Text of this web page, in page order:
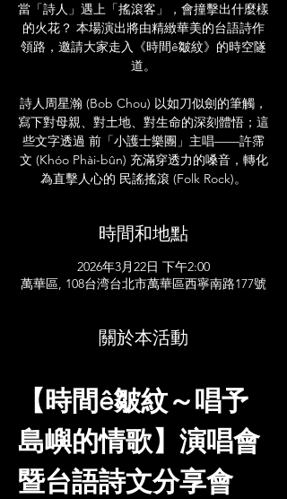
當「詩人」遇上「搖滾客」，會撞擊出什麼樣
的火花？ 本場演出將由精緻華美的台語詩作
領路，邀請大家走入《時間ê皺紋》的時空隧
道。
詩人周星瀚 (Bob Chou) 以如刀似劍的筆觸，
寫下對母親、對土地、對生命的深刻體悟；這
些文字透過 前「小護士樂團」主唱——許霈
文 (Khóo Phài-bûn) 充滿穿透力的嗓音，轉化
為直擊人心的 民謠搖滾 (Folk Rock)。
時間和地點
2026年3月22日 下午2:00
萬華區, 108台湾台北市萬華區西寧南路177號
關於本活動
【時間ê皺紋～唱予
島嶼的情歌】演唱會
暨台語詩文分享會